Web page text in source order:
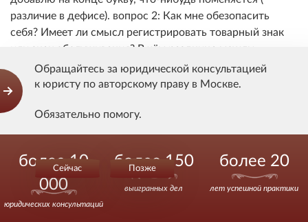
различие в дефисе). вопрос 2: Как мне обезопасить
себя? Имеет ли смысл регистрировать товарный знак
или знак обслуживания? В чём раздница между
последними? вопрос 3: Как мне лучше поступить, если я
только собираюсь начать оформлять своё дело? Имеет
ли смысл вообще заморачиваться с авторскими
правами? Или, наоборот, имеет смысл сразу всё
расходы. Но платить за нарушение авторских прав
тоже не хочется). вопрос 4: Как закон регламентирует
авторские права в названии сайта и электронной почты?
Обращайтесь за юридической консультацией
к юристу по авторскому праву в Москве.
Обязательно помогу.
Сейчас Позже
более 10
000
юридических консультаций
более 150
выигранных дел
более 20
лет успешной практики